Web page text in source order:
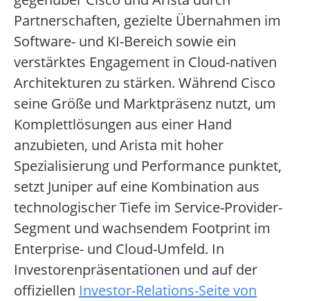
Partnerschaften, gezielte Übernahmen im
Software- und KI-Bereich sowie ein
verstärktes Engagement in Cloud-nativen
Architekturen zu stärken. Während Cisco
seine Größe und Marktpräsenz nutzt, um
Komplettlösungen aus einer Hand
anzubieten, und Arista mit hoher
Spezialisierung und Performance punktet,
setzt Juniper auf eine Kombination aus
technologischer Tiefe im Service-Provider-
Segment und wachsendem Footprint im
Enterprise- und Cloud-Umfeld. In
Investorenpräsentationen und auf der
offiziellen Investor-Relations-Seite von